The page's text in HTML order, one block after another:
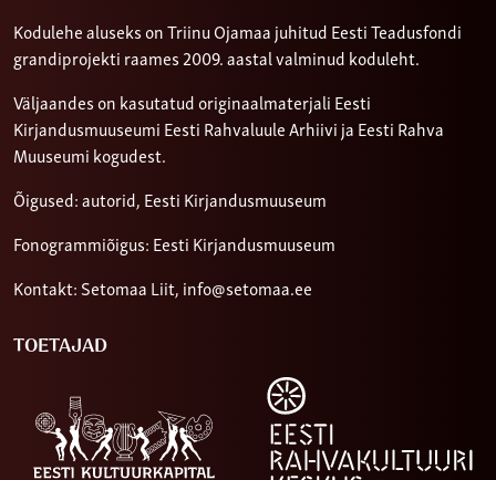
Kodulehe aluseks on Triinu Ojamaa juhitud Eesti Teadusfondi
grandiprojekti raames 2009. aastal valminud koduleht.
Väljaandes on kasutatud originaalmaterjali Eesti
Kirjandusmuuseumi Eesti Rahvaluule Arhiivi ja Eesti Rahva
Muuseumi kogudest.
Õigused: autorid, Eesti Kirjandusmuuseum
Fonogrammiõigus: Eesti Kirjandusmuuseum
Kontakt: Setomaa Liit, info@setomaa.ee
TOETAJAD